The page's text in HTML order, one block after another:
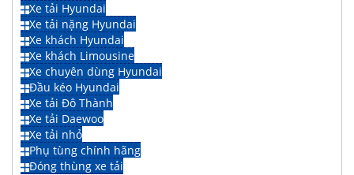
Xe tải Hyundai
Xe tải nặng Hyundai
Xe khách Hyundai
Xe khách Limousine
Xe chuyên dùng Hyundai
Đầu kéo Hyundai
Xe tải Đô Thành
Xe tải Daewoo
Xe tải nhỏ
Phụ tùng chính hãng
Đóng thùng xe tải